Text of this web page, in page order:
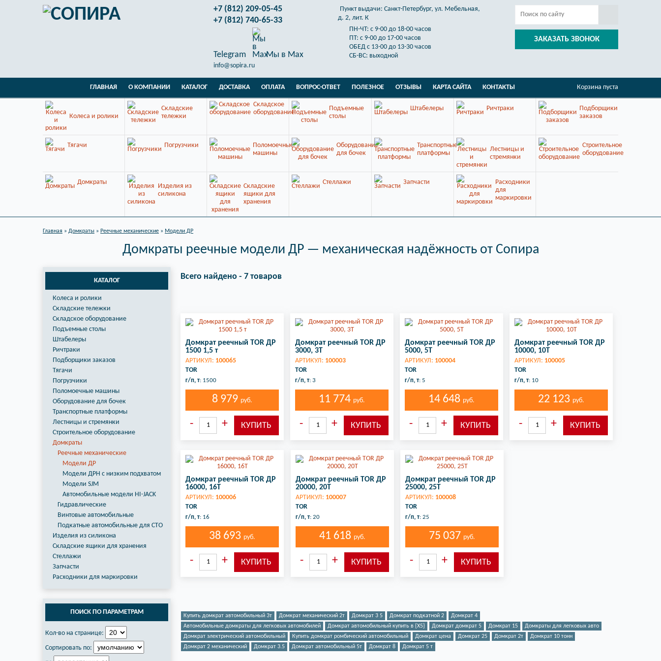
ЗАКАЗАТЬ ЗВОНОК
Пункт выдачи: Санкт-Петербург, ул. Мебельная,
д. 2, лит. К
ПН-ЧТ: с 9-00 до 18-00 часов
ПТ: с 9-00 до 17-00 часов
ОБЕД с 13-00 до 13-30 часов
СБ-ВС: выходной
+7 (812) 209-05-45
+7 (812) 740-65-33
Telegram Мы в Max
info@sopira.ru
ГЛАВНАЯ О КОМПАНИИ КАТАЛОГ ДОСТАВКА ОПЛАТА ВОПРОС-ОТВЕТ ПОЛЕЗНОЕ ОТЗЫВЫ КАРТА САЙТА КОНТАКТЫ Корзина пуста
Колеса и ролики
Складские
тележки
Складское
оборудование
Подъемные
столы
Штабелеры Ричтраки
Подборщики
заказов
Тягачи Погрузчики
Поломоечные
машины
Оборудование
для бочек
Транспортные
платформы
Лестницы и
стремянки
Строительное
оборудование
Домкраты
Изделия из
силикона
Складские
ящики для
хранения
Стеллажи Запчасти
Расходники
для
маркировки
Главная » Домкраты » Реечные механические » Модели ДР
Домкраты реечные модели ДР — механическая надёжность от Сопира
КАТАЛОГ
Колеса и ролики
Складские тележки
Складское оборудование
Подъемные столы
Штабелеры
Ричтраки
Подборщики заказов
Тягачи
Погрузчики
Поломоечные машины
Оборудование для бочек
Транспортные платформы
Лестницы и стремянки
Строительное оборудование
Домкраты
Реечные механические
Модели ДР
Модели ДРН с низким подхватом
Модели SJM
Автомобильные модели HI-JACK
Гидравлические
Винтовые автомобильные
Подкатные автомобильные для СТО
Изделия из силикона
Складские ящики для хранения
Стеллажи
Запчасти
Расходники для маркировки
ПОИСК ПО ПАРАМЕТРАМ
Кол-во на странице:
Сортировать по:
Всего найдено - 7 товаров
Домкрат реечный TOR ДР
1500 1,5 т
АРТИКУЛ: 100065
TOR
г/п, т: 1500
8 979 руб.
Домкрат реечный TOR ДР
3000, 3Т
АРТИКУЛ: 100003
TOR
г/п, т: 3
11 774 руб.
Домкрат реечный TOR ДР
5000, 5Т
АРТИКУЛ: 100004
TOR
г/п, т: 5
14 648 руб.
Домкрат реечный TOR ДР
10000, 10Т
АРТИКУЛ: 100005
TOR
г/п, т: 10
22 123 руб.
Домкрат реечный TOR ДР
16000, 16Т
АРТИКУЛ: 100006
TOR
г/п, т: 16
38 693 руб.
Домкрат реечный TOR ДР
20000, 20Т
АРТИКУЛ: 100007
TOR
г/п, т: 20
41 618 руб.
Домкрат реечный TOR ДР
25000, 25Т
АРТИКУЛ: 100008
TOR
г/п, т: 25
75 037 руб.
Купить домкрат автомобильный 3т Домкрат механический 2т Домкрат 3 5 Домкрат подкатной 2
Домкрат 4
Автомобильные домкраты для легковых автомобилей
Домкрат автомобильный купить в {X5} Домкрат домкрат 5 Домкрат 15
Домкраты для легковых авто
Домкрат электрический автомобильный
Купить домкрат ромбический автомобильный Домкрат цена Домкрат 25 Домкрат 2т
Домкрат 10 тонн
Домкрат 2 механический
Домкрат 3.5 Домкрат автомобильный 5т Домкрат 8 Домкрат 5 т